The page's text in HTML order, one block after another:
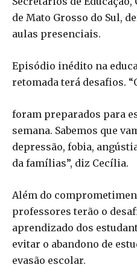
de Mato Grosso do Sul,
aulas presenciais.
Episódio inédito na
retomada terá desafios.
foram preparados para
semana. Sabemos que
depressão, fobia,
da famílias”, diz Cecília.
Além do
professores terão o
aprendizado dos
evitar o abandono de
evasão escolar.